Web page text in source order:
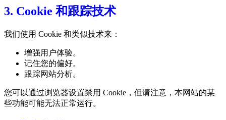
3. Cookie 和跟踪技术
我们使用 Cookie 和类似技术来：
增强用户体验。
记住您的偏好。
跟踪网站分析。
您可以通过浏览器设置禁用 Cookie，但请注意，本网站的某
些功能可能无法正常运行。